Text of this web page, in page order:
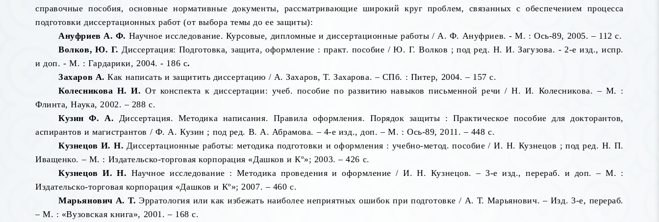
справочные пособия, основные нормативные документы, рассматривающие широкий круг проблем, связанных с обеспечением процесса
подготовки диссертационных работ (от выбора темы до ее защиты):
Ануфриев А. Ф. Научное исследование. Курсовые, дипломные и диссертационные работы / А. Ф. Ануфриев. - М. : Ось-89, 2005. – 112 с.
Волков, Ю. Г. Диссертация: Подготовка, защита, оформление : практ. пособие / Ю. Г. Волков ; под ред. Н. И. Загузова. - 2-е изд., испр.
и доп. - М. : Гардарики, 2004. - 186 с.
Захаров А. Как написать и защитить диссертацию / А. Захаров, Т. Захарова. – СПб. : Питер, 2004. – 157 с.
Колесникова Н. И. От конспекта к диссертации: учеб. пособие по развитию навыков письменной речи / Н. И. Колесникова. – М. :
Флинта, Наука, 2002. – 288 с.
Кузин Ф. А. Диссертация. Методика написания. Правила оформления. Порядок защиты : Практическое пособие для докторантов,
аспирантов и магистрантов / Ф. А. Кузин ; под ред. В. А. Абрамова. – 4-е изд., доп. – М. : Ось-89, 2011. – 448 с.
Кузнецов И. Н. Диссертационные работы: методика подготовки и оформления : учебно-метод. пособие / И. Н. Кузнецов ; под ред. Н. П.
Иващенко. – М. : Издательско-торговая корпорация «Дашков и Кº»; 2003. – 426 с.
Кузнецов И. Н. Научное исследование : Методика проведения и оформление / И. Н. Кузнецов. – 3-е изд., перераб. и доп. – М. :
Издательско-торговая корпорация «Дашков и Кº»; 2007. – 460 с.
Марьянович А. Т. Эрратология или как избежать наиболее неприятных ошибок при подготовке / А. Т. Марьянович. – Изд. 3-е, перераб.
– М. : «Вузовская книга», 2001. – 168 с.